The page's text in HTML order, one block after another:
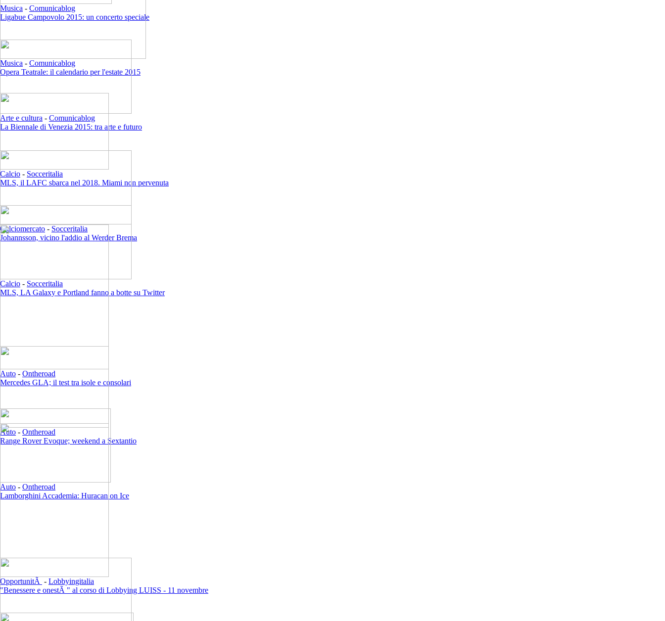
Musica - Comunicablog
Ligabue Campovolo 2015: un concerto speciale
Musica - Comunicablog
Opera Teatrale: il calendario per l'estate 2015
Arte e cultura - Comunicablog
La Biennale di Venezia 2015: tra arte e futuro
Calcio - Socceritalia
MLS, il LAFC sbarca nel 2018. Miami non pervenuta
Calciomercato - Socceritalia
Johannsson, vicino l'addio al Werder Brema
Calcio - Socceritalia
MLS, LA Galaxy e Portland fanno a botte su Twitter
Auto - Ontheroad
Mercedes GLA; il test tra isole e consolari
Auto - Ontheroad
Range Rover Evoque; weekend a Sextantio
Auto - Ontheroad
Lamborghini Accademia: Huracan on Ice
OpportunitÃ - Lobbyingitalia
"Benessere e onestÃ " al corso di Lobbying LUISS - 11 novembre